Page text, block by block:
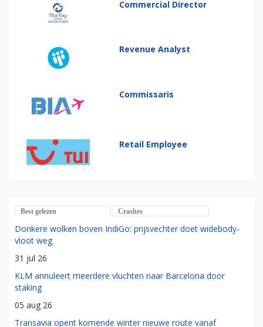
Commercial Director
Revenue Analyst
Commissaris
Retail Employee
Best gelezen Crashes
Donkere wolken boven IndiGo: prijsvechter doet widebody-
vloot weg
31 jul 26
KLM annuleert meerdere vluchten naar Barcelona door
staking
05 aug 26
Transavia opent komende winter nieuwe route vanaf